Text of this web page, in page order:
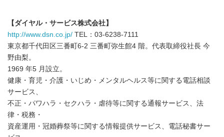
【ダイヤル・サービス株式会社】
http://www.dsn.co.jp/ TEL：03-6238-7111
東京都千代田区三番町6-2 三番町弥生館4 階。代表取締役社長 今
野由梨。
1969 年5 月設立。
健康・育児・介護・いじめ・メンタルヘルス等に関する電話相談
サービス、
不正・パワハラ・セクハラ・虐待等に関する通報サービス、法
律・税務・
資産運用・冠婚葬祭等に関する情報提供サービス、電話秘書サー